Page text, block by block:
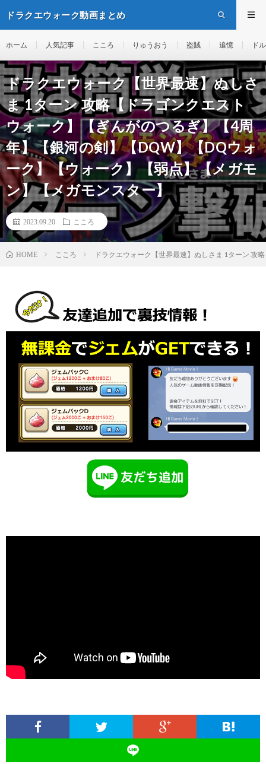
ドラクエウォーク動画まとめ
ホーム 人気記事 こころ りゅうおう 盗賊 追憶 ド
ドラクエウォーク【世界最速】ぬしさ
ま 1ターン 攻略【ドラゴンクエスト
ウォーク】【ぎんがのつるぎ】【4周
年】【銀河の剣】【DQW】【DQウォ
ーク】【ウォーク】【弱点】【メガモ
ン】【メガモンスター】
2023.09.20 こころ
HOME こころ ドラクエウォーク【世界最速】ぬしさま 1ターン 攻